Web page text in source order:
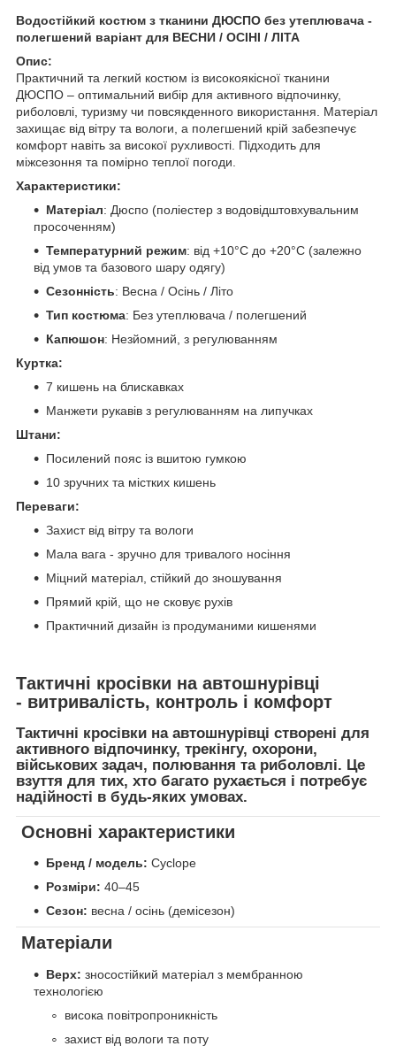
Водостійкий костюм з тканини ДЮСПО без утеплювача -
полегшений варіант для ВЕСНИ / ОСІНІ / ЛІТА
Опис:
Практичний та легкий костюм із високоякісної тканини
ДЮСПО – оптимальний вибір для активного відпочинку,
риболовлі, туризму чи повсякденного використання. Матеріал
захищає від вітру та вологи, а полегшений крій забезпечує
комфорт навіть за високої рухливості. Підходить для
міжсезоння та помірно теплої погоди.
Характеристики:
Матеріал: Дюспо (поліестер з водовідштовхувальним
просоченням)
Температурний режим: від +10°C до +20°C (залежно
від умов та базового шару одягу)
Сезонність: Весна / Осінь / Літо
Тип костюма: Без утеплювача / полегшений
Капюшон: Незйомний, з регулюванням
Куртка:
7 кишень на блискавках
Манжети рукавів з регулюванням на липучках
Штани:
Посилений пояс із вшитою гумкою
10 зручних та містких кишень
Переваги:
Захист від вітру та вологи
Мала вага - зручно для тривалого носіння
Міцний матеріал, стійкий до зношування
Прямий крій, що не сковує рухів
Практичний дизайн із продуманими кишенями
Тактичні кросівки на автошнурівці
- витривалість, контроль і комфорт
Тактичні кросівки на автошнурівці створені для
активного відпочинку, трекінгу, охорони,
військових задач, полювання та риболовлі. Це
взуття для тих, хто багато рухається і потребує
надійності в будь-яких умовах.
Основні характеристики
Бренд / модель: Cyclope
Розміри: 40–45
Сезон: весна / осінь (демісезон)
Матеріали
Верх: зносостійкий матеріал з мембранною
технологією
висока повітропроникність
захист від вологи та поту